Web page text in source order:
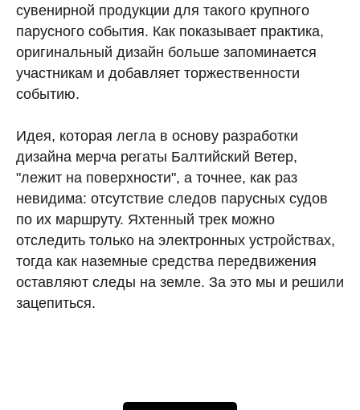
сувенирной продукции для такого крупного
парусного события. Как показывает практика,
оригинальный дизайн больше запоминается
участникам и добавляет торжественности
событию.
Идея, которая легла в основу разработки
дизайна мерча регаты Балтийский Ветер,
"лежит на поверхности", а точнее, как раз
невидима: отсутствие следов парусных судов
по их маршруту. Яхтенный трек можно
отследить только на электронных устройствах,
тогда как наземные средства передвижения
оставляют следы на земле. За это мы и решили
зацепиться.